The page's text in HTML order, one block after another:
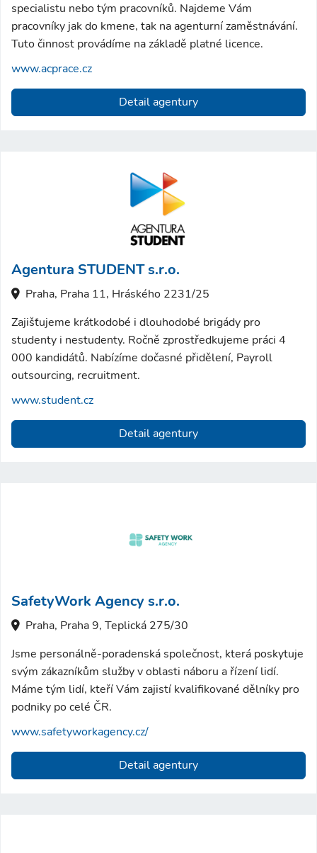
specialistu nebo tým pracovníků. Najdeme Vám
pracovníky jak do kmene, tak na agenturní zaměstnávání.
Tuto činnost provádíme na základě platné licence.
www.acprace.cz
Detail agentury
Agentura STUDENT s.r.o.
Praha, Praha 11, Hráského 2231/25
Zajišťujeme krátkodobé i dlouhodobé brigády pro
studenty i nestudenty. Ročně zprostředkujeme práci 4
000 kandidátů. Nabízíme dočasné přidělení, Payroll
outsourcing, recruitment.
www.student.cz
Detail agentury
SafetyWork Agency s.r.o.
Praha, Praha 9, Teplická 275/30
Jsme personálně-poradenská společnost, která poskytuje
svým zákazníkům služby v oblasti náboru a řízení lidí.
Máme tým lidí, kteří Vám zajistí kvalifikované dělníky pro
podniky po celé ČR.
www.safetyworkagency.cz/
Detail agentury